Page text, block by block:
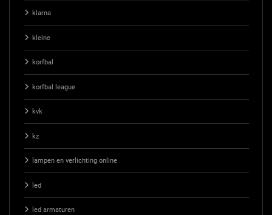
klarna
kleine
korfbal
korfbal league
kvk
kz
lampen en verlichting online
led
led armaturen